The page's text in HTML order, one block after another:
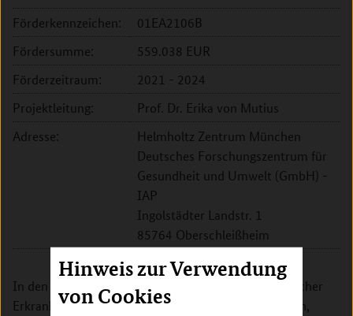
Hinweis zur Verwendung
von Cookies
Förderkennzeichen:
01EA2106B
Fördersumme:
559.038 EUR
Förderzeitraum:
2021 - 2024
Projektleitung:
Prof. Dr. Erika von Mutius
Adresse:
Helmholtz Zentrum München
Deutsches Forschungszentrum für
Gesundheit und Umwelt (GmbH) -
IAP
Ingolstädter Landstr. 1
85764 Oberschleißheim
In den letzten Jahrzehnten hat die Prävalenz allergischer
Erkrankungen, einschließlich Nahrungsmittelallergien,